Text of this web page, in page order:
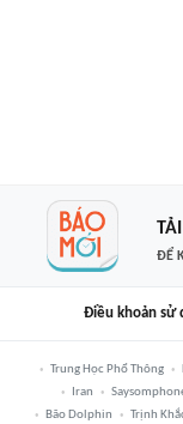
ĐỂ
Điều khoản sử
Trung Học Phổ Thông
Iran
Bão Dolphin
Trịnh